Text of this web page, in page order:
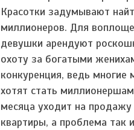
Красотки задумывают
миллионеров. Для
девушки арендуют
охоту за богатыми
конкуренция, ведь
хотят стать
месяца уходит на
квартиры, а проблема так